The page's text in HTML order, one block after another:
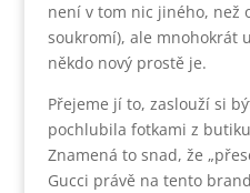
není v tom nic jiného, než
soukromí), ale mnohokrát
někdo nový prostě je.
Přejeme jí to, zaslouží si
pochlubila fotkami z
Znamená to snad, že
Gucci právě na tento